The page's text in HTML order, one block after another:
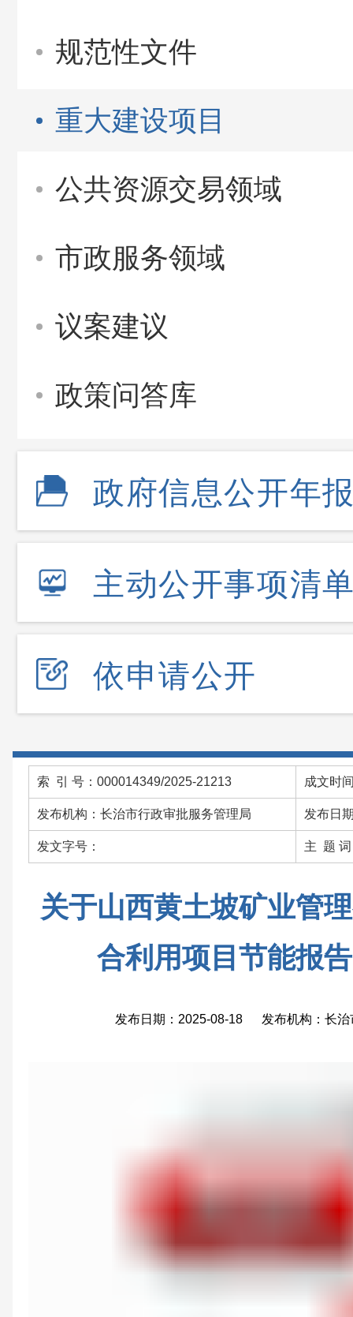
规范性文件
重大建设项目
公共资源交易领域
市政服务领域
议案建议
政策问答库
政府信息公开年
主动公开事项清
依申请公开
索 引 号：000014349/2025-21213 成文时
发布机构：长治市行政审批服务管理局 发布日
发文字号： 主 题 词
关于山西黄土坡矿业管
合利用项目节能报
发布日期：2025-08-18 发布机构：长治